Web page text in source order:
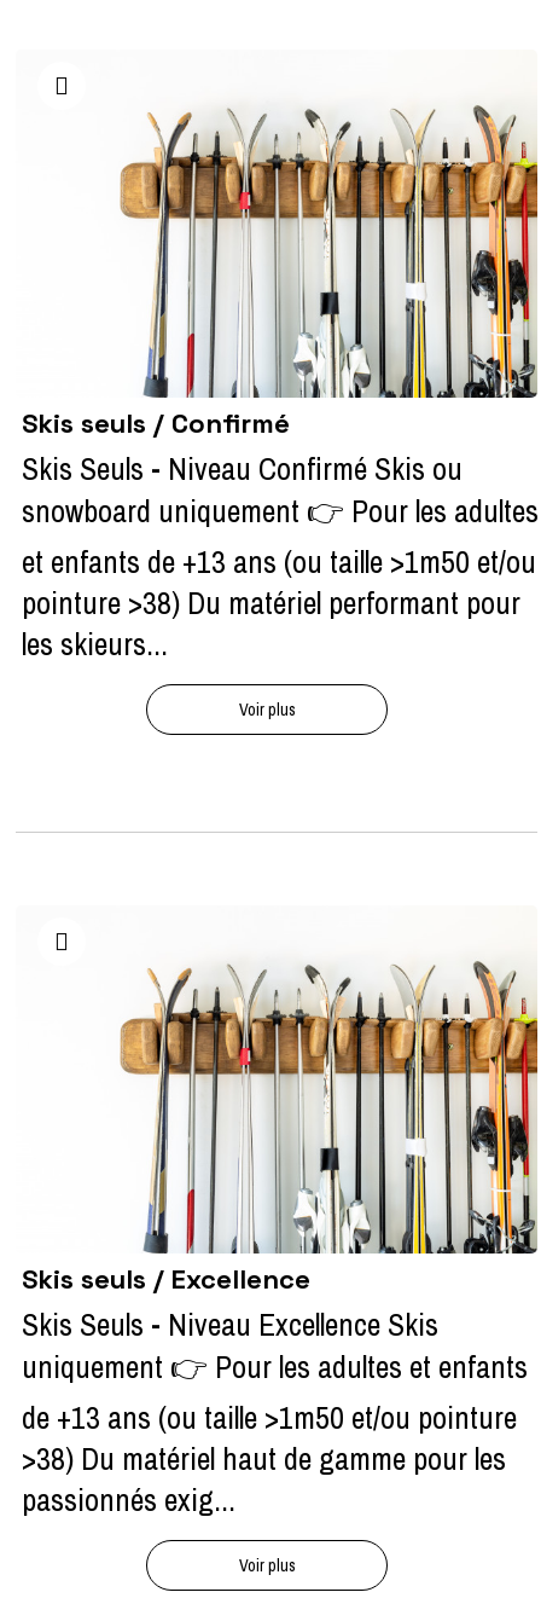
Skis seuls / Confirmé
Skis Seuls - Niveau Confirmé Skis ou
snowboard uniquement 👉 Pour les adultes
et enfants de +13 ans (ou taille >1m50 et/ou
pointure >38) Du matériel performant pour
les skieurs...
Voir plus
Skis seuls / Excellence
Skis Seuls - Niveau Excellence Skis
uniquement 👉 Pour les adultes et enfants
de +13 ans (ou taille >1m50 et/ou pointure
>38) Du matériel haut de gamme pour les
passionnés exig...
Voir plus